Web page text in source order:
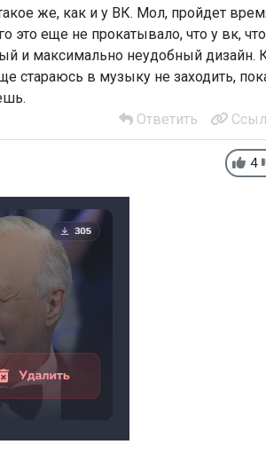
же, как и у ВК. Мол, пройдет
это еще не прокатывало, что у вк,
и максимально неудобный дизайн.
стараюсь в музыку не заходить,
Ответить
4